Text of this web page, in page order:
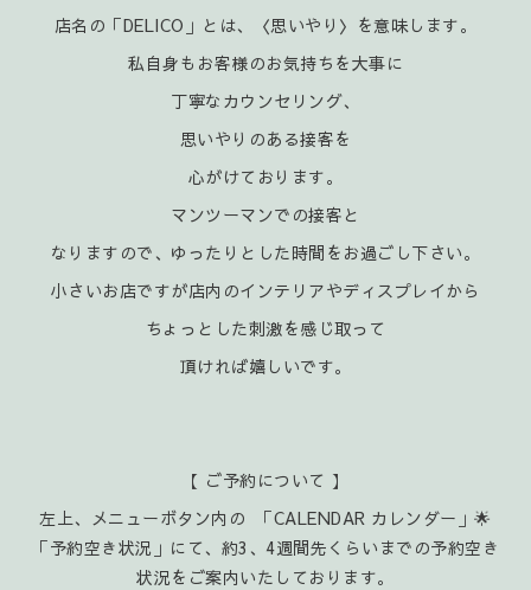
店名の「DELICO」とは、〈思いやり〉を意味します。
私自身もお客様のお気持ちを大事に
丁寧なカウンセリング、
思いやりのある接客を
心がけております。
マンツーマンでの接客と
なりますので、ゆったりとした時間をお過ごし下さい。
小さいお店ですが店内のインテリアやディスプレイから
ちょっとした刺激を感じ取って
頂ければ嬉 しいです。
【 ご予約について 】
左上、メニューボタン内の 「CALENDAR カレンダー」🌟
「予約空き状況」にて、約3、4週間先くらいまでの予約空き
状況をご案内いたしております。